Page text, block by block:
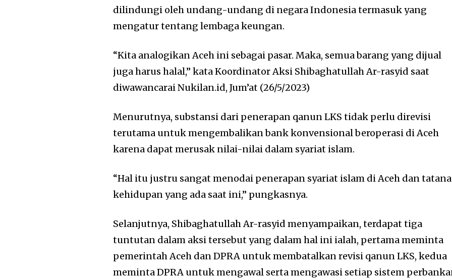
dilindungi oleh undang-undang di negara Indonesia termasuk yang
mengatur tentang lembaga keungan.
“Kita analogikan Aceh ini sebagai pasar. Maka, semua barang yang dijual
juga harus halal,” kata Koordinator Aksi Shibaghatullah Ar-rasyid saat
diwawancarai Nukilan.id, Jum’at (26/5/2023)
Menurutnya, substansi dari penerapan qanun LKS tidak perlu direvisi
terutama untuk mengembalikan bank konvensional beroperasi di Aceh
karena dapat merusak nilai-nilai dalam syariat islam.
“Hal itu justru sangat menodai penerapan syariat islam di Aceh dan
kehidupan yang ada saat ini,” pungkasnya.
Selanjutnya, Shibaghatullah Ar-rasyid menyampaikan, terdapat tiga
tuntutan dalam aksi tersebut yang dalam hal ini ialah, pertama meminta
pemerintah Aceh dan DPRA untuk membatalkan revisi qanun LKS, kedua
meminta DPRA untuk mengawal serta mengawasi setiap sistem